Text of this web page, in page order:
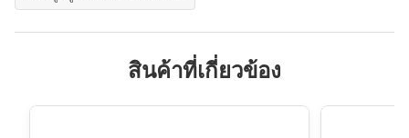
สินค้าที่เกี่ยวข้อง